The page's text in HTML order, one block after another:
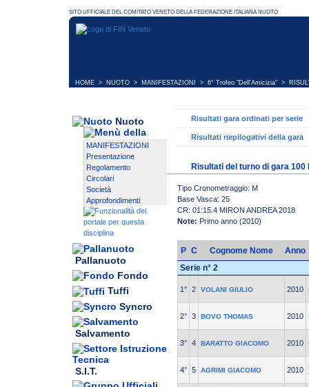
HOME > NUOTO > MANIFESTAZIONI > 6° Trofeo "Dell'Amicizia" >
Nuoto
MANIFESTAZIONI
Presentazione
Regolamento
Circolari
Società
Approfondimenti
Pallanuoto
Fondo
Tuffi
Syncro
Salvamento
S.I.T.
Risultati gara ordinati per serie
Risultati riepilogativi della gara
Risultati del turno di gara
Tipo Cronometraggio: M
Base Vasca: 25
CR: 01:15.4 MIRON ANDREA 2018
Note: Primo anno (2010)
P C Cognome Nome
Anno
Serie n° 2
1° 2 VOLANI GIULIO 2010
2° 3 BOVO THOMAS 2010
3° 4 BARATTO GIACOMO 2010
4° 5 AGRIMI GIACOMO 2010